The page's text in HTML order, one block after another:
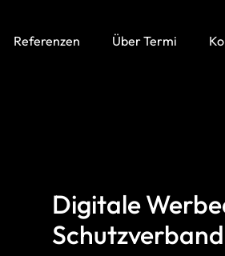
Referenzen Über Termi
Digitale